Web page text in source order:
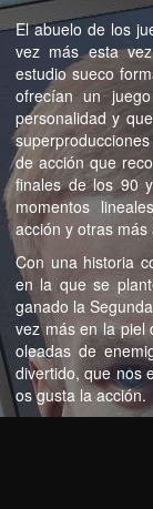
El abuelo de los
vez más esta
estudio sueco
ofrecían un
personalidad y
de acción que
finales de los 90
momentos
acción y otras más
Con una historia
en la que se
ganado la
vez más en la piel
oleadas de
divertido, que nos
os gusta la acción.